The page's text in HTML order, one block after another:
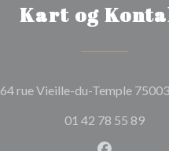
Kart og
64 rue Vieille-du-Temple
01 42 78 55 89